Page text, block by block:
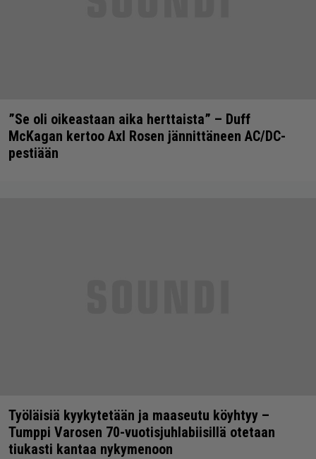
”Se oli oikeastaan aika herttaista” – Duff
McKagan kertoo Axl Rosen jännittäneen AC/DC-
pestiään
Työläisiä kyykytetään ja maaseutu köyhtyy –
Tumppi Varosen 70-vuotisjuhlabiisillä otetaan
tiukasti kantaa nykymenoon